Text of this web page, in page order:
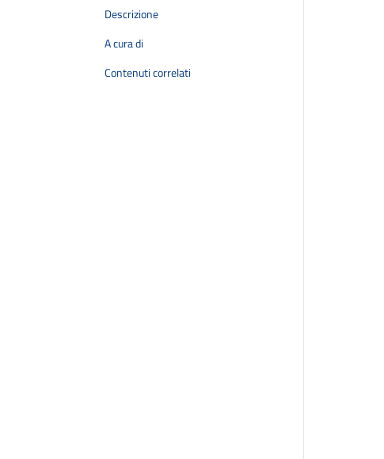
Descrizione
A cura di
Contenuti correlati